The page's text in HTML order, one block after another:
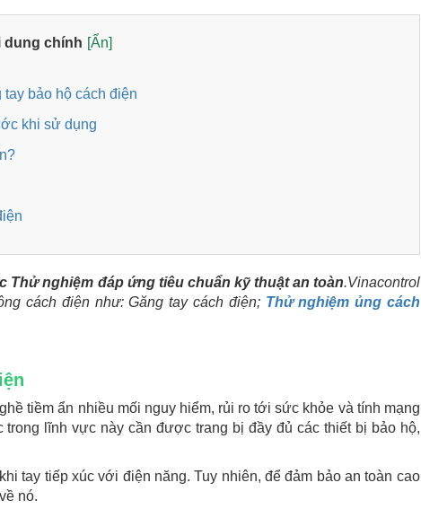
dung chính [Ẩn]
bảo hộ cách điện
khi sử dụng
Thử nghiệm đáp ứng tiêu chuẩn kỹ thuật an toàn.Vinacontrol
cách điện như: Găng tay cách điện; Thử nghiệm ủng cách
tiềm ẩn nhiều mối nguy hiểm, rủi ro tới sức khỏe và tính mạng
lĩnh vực này cần được trang bị đầy đủ các thiết bị bảo hộ,
tay tiếp xúc với điện năng. Tuy nhiên, để đảm bảo an toàn cao
nó.